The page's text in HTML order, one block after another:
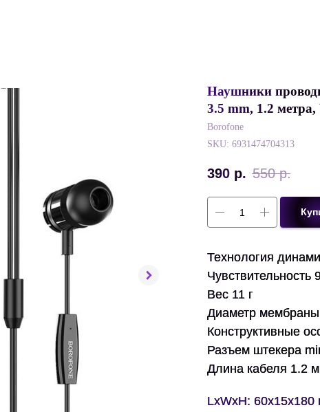
Наушники
3.5 mm, 1.2
Borofone
SKU: 6931474704313
390 р. 550 р.
Технология
Чувствительность
Вес 11 г
Диаметр
Конструктивные
Разъем штекера
Длина кабеля 1.2 м
LxWxH: 60x15x180